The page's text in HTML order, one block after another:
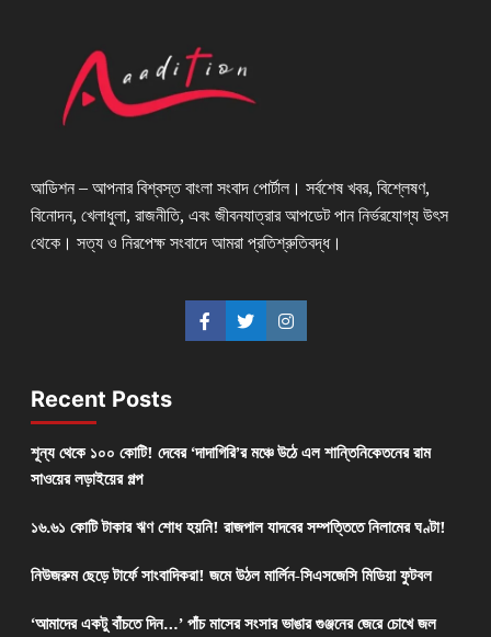
আডিশন – আপনার বিশ্বস্ত বাংলা সংবাদ পোর্টাল। সর্বশেষ খবর, বিশ্লেষণ,
বিনোদন, খেলাধুলা, রাজনীতি, এবং জীবনযাত্রার আপডেট পান নির্ভরযোগ্য উৎস
থেকে। সত্য ও নিরপেক্ষ সংবাদে আমরা প্রতিশ্রুতিবদ্ধ।
Recent Posts
শূন্য থেকে ১০০ কোটি! দেবের ‘দাদাগিরি’র মঞ্চে উঠে এল শান্তিনিকেতনের রাম
সাওয়ের লড়াইয়ের গল্প
১৬.৬১ কোটি টাকার ঋণ শোধ হয়নি! রাজপাল যাদবের সম্পত্তিতে নিলামের ঘণ্টা!
নিউজরুম ছেড়ে টার্ফে সাংবাদিকরা! জমে উঠল মার্লিন-সিএসজেসি মিডিয়া ফুটবল
‘আমাদের একটু বাঁচতে দিন…’ পাঁচ মাসের সংসার ভাঙার গুঞ্জনের জেরে চোখে জল